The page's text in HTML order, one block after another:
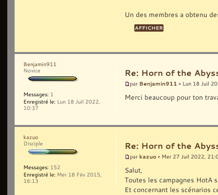
Un des membres a obtenu
Re: Horn of the
par Benjamin911 » Lun 18 Juil
Merci beaucoup pour ton
Benjamin911
Novice
Messages: 1
Enregistré le: Lun 18 Juil 2022,
10:37
Re: Horn of the
par kazuo » Mer 27 Juil 2022,
Salut,
Toutes les campagnes HotA
Et concernant les scénarios
kazuo
Disciple
Messages: 152
Enregistré le: Mer 18 Fév 2015,
16:13